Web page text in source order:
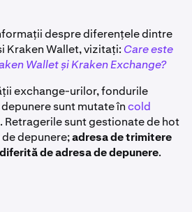
despre diferențele dintre
Kraken Wallet, vizitați: Care este
Wallet și Kraken Exchange?
exchange-urilor, fondurile
sunt mutate încold
. Retragerile sunt gestionate de hot
depunere;adresa de trimitere
de adresa de depunere.